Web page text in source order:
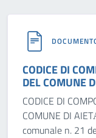
CODICE DI
DEL COMUNE
CODICE DI
COMUNE DI
comunale n. 21